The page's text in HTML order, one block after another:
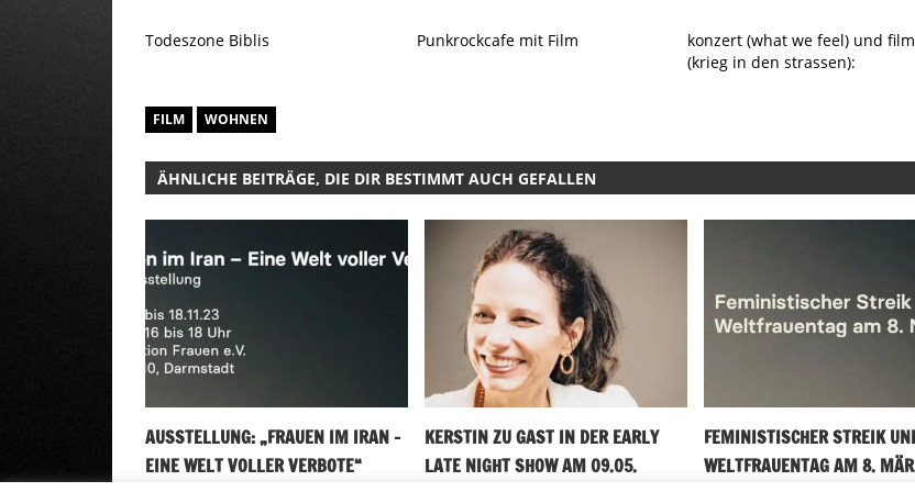
Todeszone Biblis Punkrockcafe mit Film
konzert (what we feel) und film
(krieg in den strassen):
FILM WOHNEN
ÄHNLICHE BEITRÄGE, DIE DIR BESTIMMT AUCH GEFALLEN
AUSSTELLUNG: „FRAUEN IM IRAN –
EINE WELT VOLLER VERBOTE“
KERSTIN ZU GAST IN DER EARLY
LATE NIGHT SHOW AM 09.05.
FEMINISTISCHER STREIK
WELTFRAUENTAG AM 8.